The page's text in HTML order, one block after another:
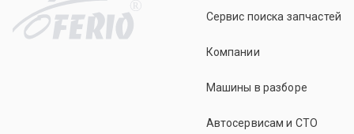
R
Сервис поиска запчастей
Компании
Машины в разборе
Автосервисам и СТО